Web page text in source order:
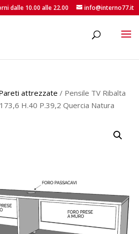
dalle 10.00 alle 22.00 info@interno77.it
attrezzate / Pensile TV Ribalta
H.40 P.39,2 Quercia Natura